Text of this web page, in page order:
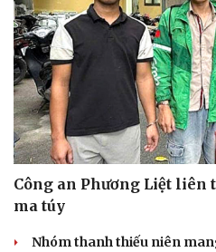
Công an Phương Liệt liên
ma túy
Nhóm thanh thiếu niên